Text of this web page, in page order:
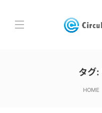
タグ:
HOME